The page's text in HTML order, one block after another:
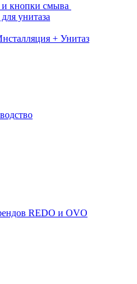
кнопки смыва
унитаза
+ Унитаз
REDO и OVO